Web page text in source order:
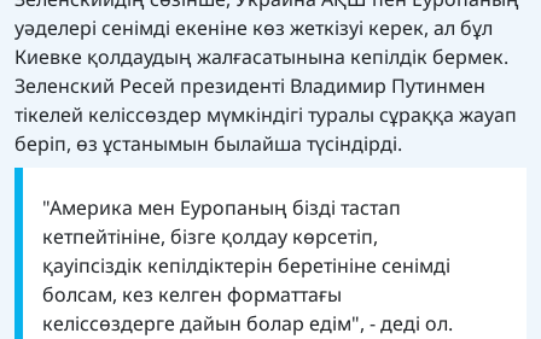
уәделері сенімді екеніне көз жеткізуі керек, ал бұл
Киевке қолдаудың жалғасатынына кепілдік бермек.
Зеленский Ресей президенті Владимир Путинмен
тікелей келіссөздер мүмкіндігі туралы сұраққа жауап
беріп, өз ұстанымын былайша түсіндірді.
"Америка мен Еуропаның бізді тастап
кетпейтініне, бізге қолдау көрсетіп,
қауіпсіздік кепілдіктерін беретініне сенімді
болсам, кез келген форматтағы
келіссөздерге дайын болар едім", - деді ол.